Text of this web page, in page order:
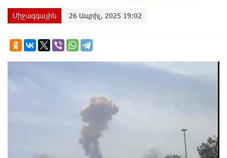
Միջազգային 26 Ապրիլ, 2025 19:02